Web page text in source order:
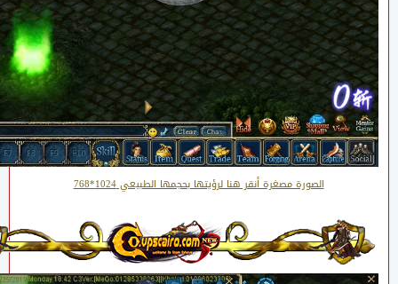
الصورة مصغرة أنقر هنا لرؤيتها بحجمها الطبيعي 1024*768